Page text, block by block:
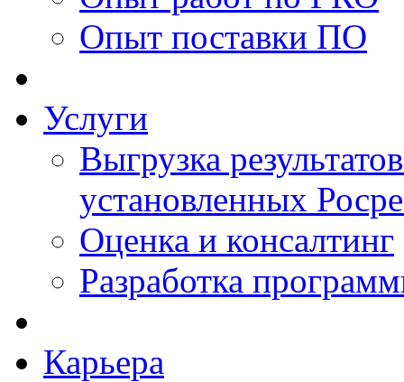
Опыт поставки ПО
Услуги
Выгрузка
установленных
Оценка и консалтинг
Разработка
Карьера